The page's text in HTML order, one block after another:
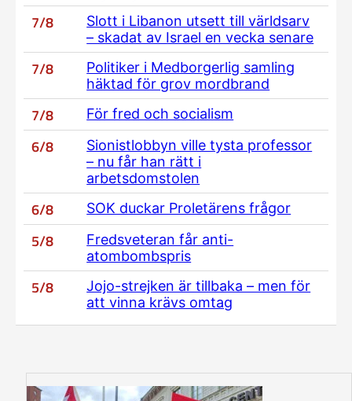
7/8
Slott i Libanon utsett till världsarv
– skadat av Israel en vecka senare
7/8
Politiker i Medborgerlig samling
häktad för grov mordbrand
7/8 För fred och socialism
6/8
Sionistlobbyn ville tysta professor
– nu får han rätt i
arbetsdomstolen
6/8 SOK duckar Proletärens frågor
5/8
Fredsveteran får anti-
atombombspris
5/8
Jojo-strejken är tillbaka – men för
att vinna krävs omtag